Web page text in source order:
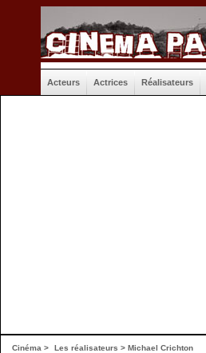
Acteurs Actrices Réalisateurs
Cinéma > Les réalisateurs > Michael Crichton